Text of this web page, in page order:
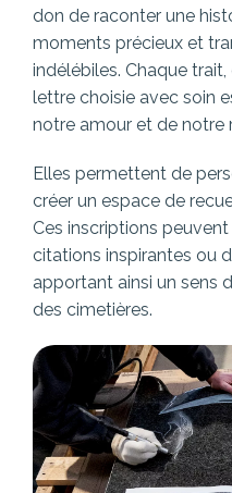
don de raconter une
moments précieux et
indélébiles. Chaque
lettre choisie avec soin
notre amour et de notre
Elles permettent de
créer un espace de
Ces inscriptions
citations inspirantes ou
apportant ainsi un sens
des cimetières.